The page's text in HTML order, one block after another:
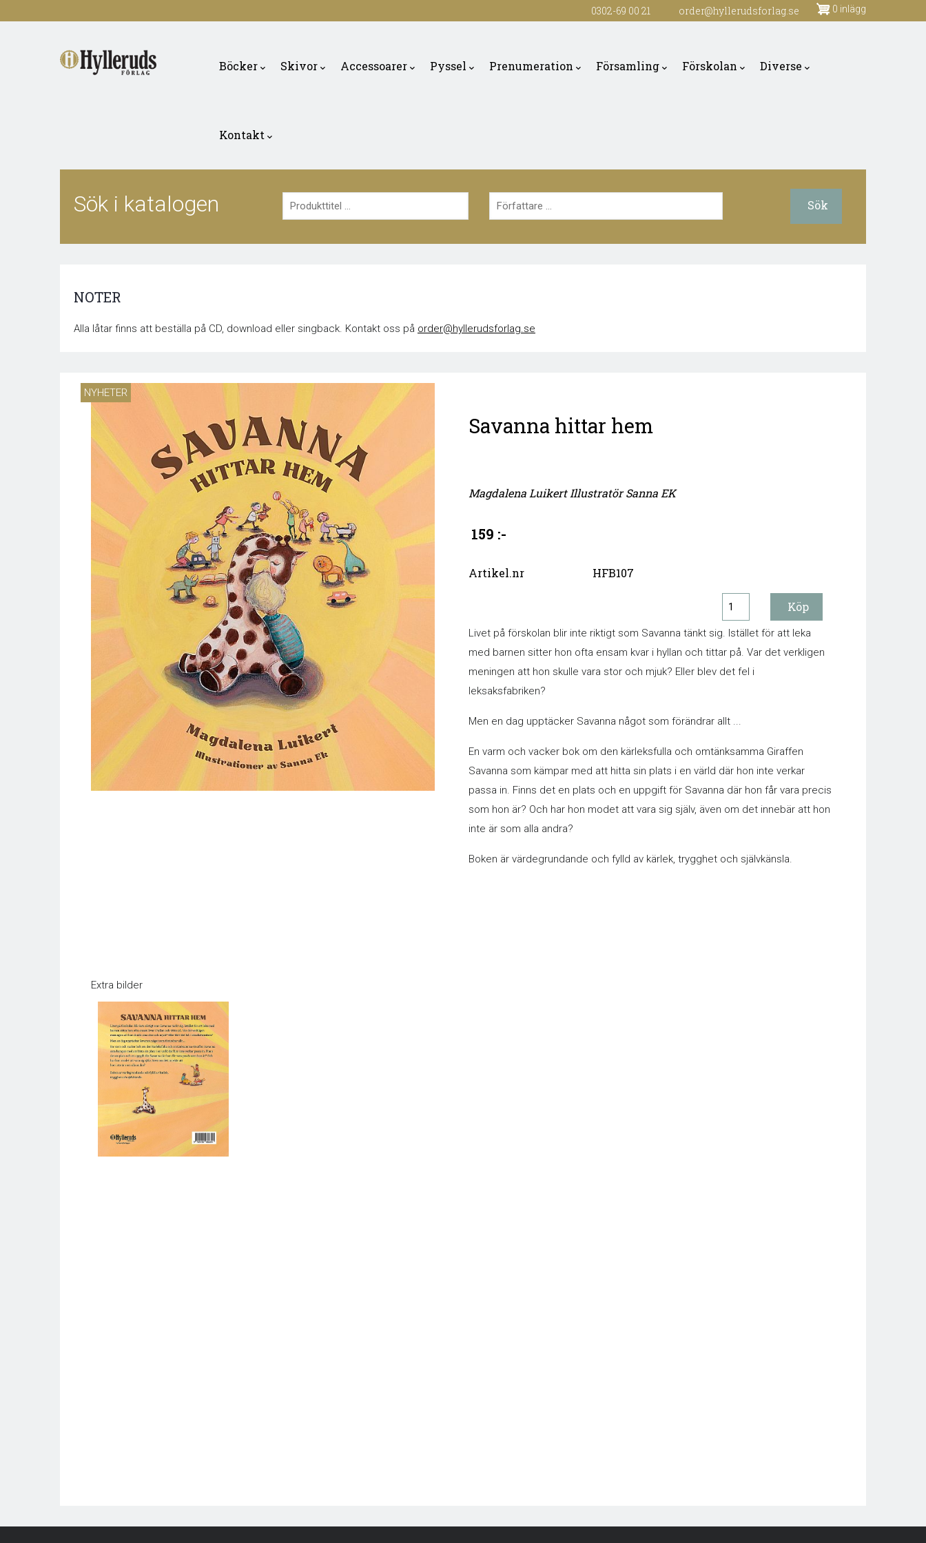
0302-69 00 21 order@hyllerudsforlag.se 0 inlägg
Böcker Skivor Accessoarer Pyssel Prenumeration Församling Förskolan Diverse
Kontakt
Sök i katalogen
NOTER
Alla låtar finns att beställa på CD, download eller singback. Kontakt oss på order@hyllerudsforlag.se
NYHETER
Extra bilder
Savanna hittar hem
Magdalena Luikert Illustratör Sanna EK
159 :-
Artikel.nr HFB107
Livet på förskolan blir inte riktigt som Savanna tänkt sig. Istället för att leka
med barnen sitter hon ofta ensam kvar i hyllan och tittar på. Var det verkligen
meningen att hon skulle vara stor och mjuk? Eller blev det fel i
leksaksfabriken?
Men en dag upptäcker Savanna något som förändrar allt ...
En varm och vacker bok om den kärleksfulla och omtänksamma Giraffen
Savanna som kämpar med att hitta sin plats i en värld där hon inte verkar
passa in. Finns det en plats och en uppgift för Savanna där hon får vara precis
som hon är? Och har hon modet att vara sig själv, även om det innebär att hon
inte är som alla andra?
Boken är värdegrundande och fylld av kärlek, trygghet och självkänsla.